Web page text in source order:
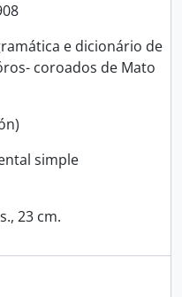
e dicionário de
coroados de Mato
simple
23 cm.